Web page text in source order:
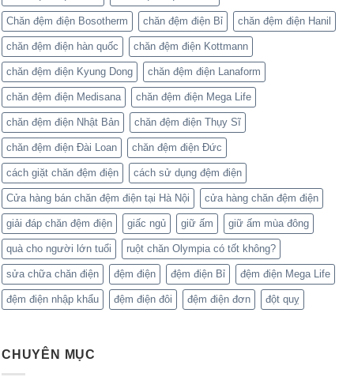
Chăn đệm điện Bosotherm chăn đệm điện Bỉ chăn đệm điện Hanil
chăn đệm điện hàn quốc chăn đệm điện Kottmann
chăn đệm điện Kyung Dong chăn đệm điện Lanaform
chăn đệm điện Medisana chăn đệm điện Mega Life
chăn đệm điện Nhật Bản chăn đệm điện Thụy Sĩ
chăn đệm điện Đài Loan chăn đệm điện Đức
cách giặt chăn đệm điện cách sử dụng đệm điện
Cửa hàng bán chăn đệm điện tại Hà Nội cửa hàng chăn đệm điện
giải đáp chăn đệm điện giấc ngủ giữ ấm giữ ấm mùa đông
quà cho người lớn tuổi ruột chăn Olympia có tốt không?
sửa chữa chăn điện đệm điện đệm điện Bỉ đệm điện Mega Life
đệm điện nhập khẩu đệm điện đôi đệm điện đơn đột quỵ
CHUYÊN MỤC